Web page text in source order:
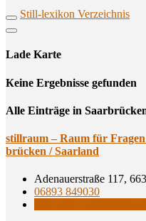
Still-lexikon Verzeichnis
Lade Karte
Кeine Ergebnisse gefunden
Alle Einträge in
still­raum – Raum für
brü­cken / Saarland
Adenauerstraße 117,
06893 849030